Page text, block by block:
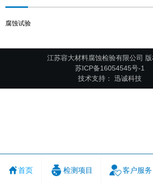
腐蚀试验
江苏容大材料腐蚀检验有限公司
苏ICP备16054545号-1
技术支持：
迅诚科技
首页 检测项目 客户服务